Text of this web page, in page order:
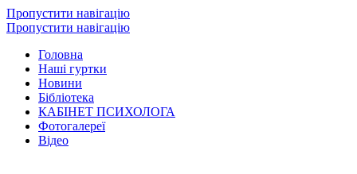
Пропустити навігацію
Пропустити навігацію
Головна
Наші гуртки
Новини
Бібліотека
КАБІНЕТ ПСИХОЛОГА
Фотогалереї
Відео